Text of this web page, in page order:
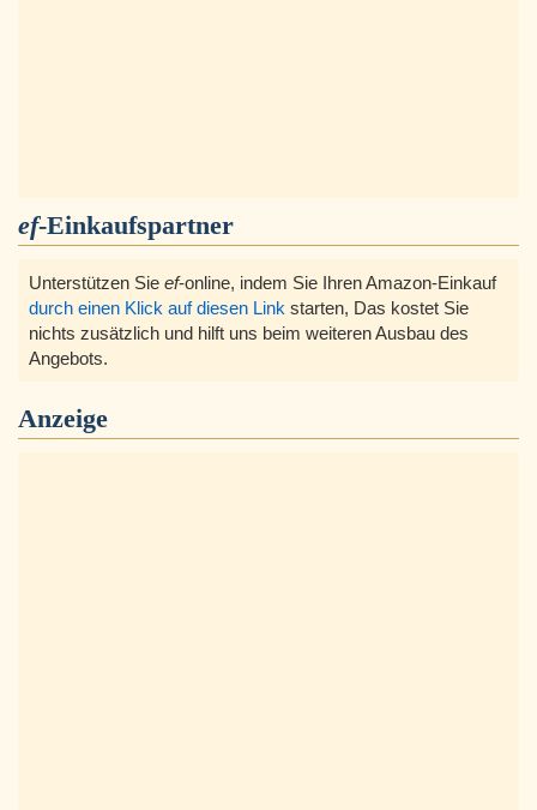
ef-Einkaufspartner
Unterstützen Sie ef-online, indem Sie Ihren Amazon-Einkauf
durch einen Klick auf diesen Link starten, Das kostet Sie
nichts zusätzlich und hilft uns beim weiteren Ausbau des
Angebots.
Anzeige